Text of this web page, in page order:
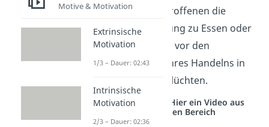
verlieren die Betroffenen die
gesunde Beziehung zu Essen oder
der Arbeit, da sie vor den
Konsequenzen ihres Handelns in
der realen Welt flüchten.
Studyflix vernetzt: Hier ein Video aus
einem anderen Bereich
Motive & Motivation
Extrinsische
Motivation
1/3 – Dauer: 02:43
Intrinsische
Motivation
2/3 – Dauer: 02:36